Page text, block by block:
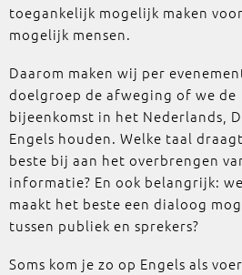
toegankelijk mogelijk maken
mogelijk mensen.
Daarom maken wij per
doelgroep de afweging of we de
bijeenkomst in het Nederlands,
Engels houden. Welke taal
beste bij aan het overbrengen
informatie? En ook belangrijk:
maakt het beste een dialoog
tussen publiek en sprekers?
Soms kom je zo op Engels als